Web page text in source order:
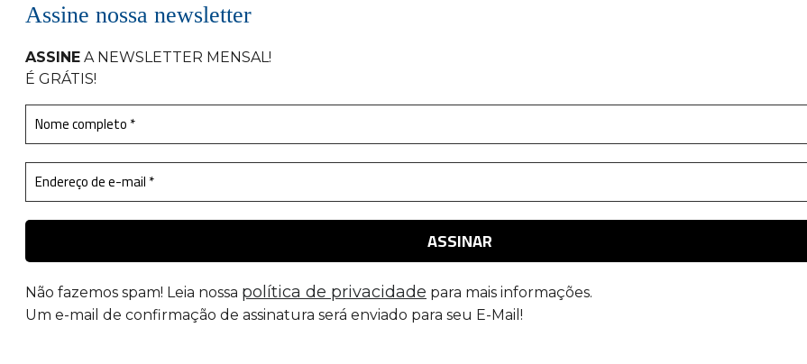
Assine nossa newsletter
ASSINE A NEWSLETTER MENSAL!
É GRÁTIS!
Não fazemos spam! Leia nossa política de privacidade para mais informações.
Um e-mail de confirmação de assinatura será enviado para seu E-Mail!